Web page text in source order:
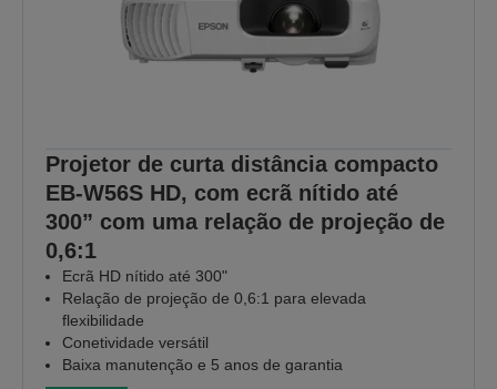
Projetor de curta distância compacto
EB-W56S HD, com ecrã nítido até
300” com uma relação de projeção de
0,6:1
Ecrã HD nítido até 300"
Relação de projeção de 0,6:1 para elevada
flexibilidade
Conetividade versátil
Baixa manutenção e 5 anos de garantia